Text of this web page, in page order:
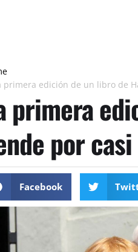
primera edición de un libro de
primera
por
Facebook